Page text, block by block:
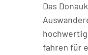
Das
fahren für